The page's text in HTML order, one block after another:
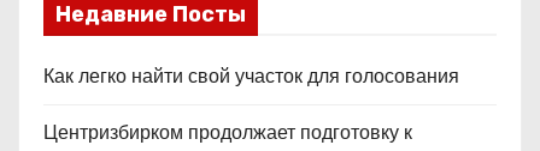
Недавние Посты
Как легко найти свой участок для голосования
Центризбирком продолжает подготовку к